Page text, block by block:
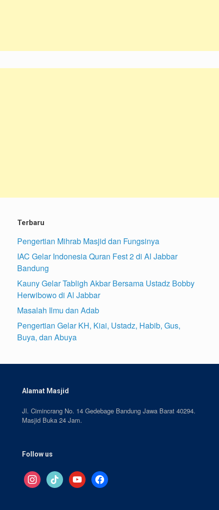
Terbaru
Pengertian Mihrab Masjid dan Fungsinya
IAC Gelar Indonesia Quran Fest 2 di Al Jabbar
Bandung
Kauny Gelar Tabligh Akbar Bersama Ustadz Bobby
Herwibowo di Al Jabbar
Masalah Ilmu dan Adab
Pengertian Gelar KH, Kiai, Ustadz, Habib, Gus,
Buya, dan Abuya
Alamat Masjid
Jl. Cimincrang No. 14 Gedebage Bandung Jawa Barat 40294.
Masjid Buka 24 Jam.
Follow us
instagramtiktok youtube facebook